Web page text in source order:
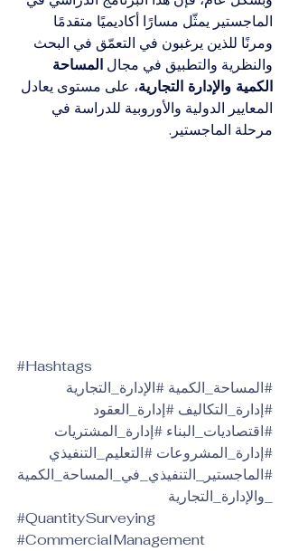
الماجستير يمثّل مسارًا أكاديميًا متقدمًا
ومرنًا للذين يرغبون في التعمّق في البحث
والنظرية والتطبيق في مجال المساحة
الكمية والإدارة التجارية، على مستوى يعادل
المعايير الدولية والأوروبية للدراسة في
مرحلة الماجستير.
#Hashtags
#المساحة_الكمية #الإدارة_التجارية
#إدارة_التكاليف #إدارة_العقود
#اقتصاديات_البناء #إدارة_المشتريات
#إدارة_المشروعات #التعليم_التنفيذي
#الماجستير_التنفيذي_في_المساحة_الكمية
_والإدارة_التجارية
#QuantitySurveying
#CommercialManagement